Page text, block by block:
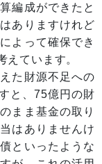
編成ができたと
ありますけれど
よって確保でき
えています。
た財源不足への
と、75億円の財
まま基金の取り
はありませんけ
といったような